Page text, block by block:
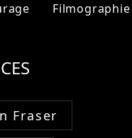
Filmographie
Fraser